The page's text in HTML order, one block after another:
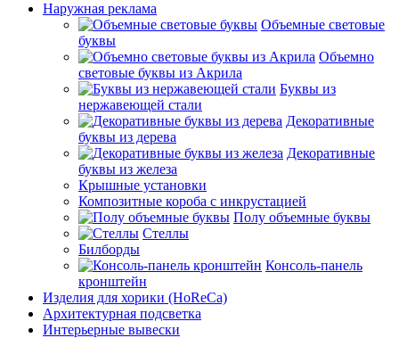
Наружная реклама
Объемные световые
буквы
Объемно
световые буквы из Акрила
Буквы из
нержавеющей стали
Декоративные
буквы из дерева
Декоративные
буквы из железа
Крышные установки
Композитные короба с инкрустацией
Полу объемные буквы
Стеллы
Билборды
Консоль-панель
кронштейн
Изделия для хорики (HoReCa)
Архитектурная подсветка
Интерьерные вывески